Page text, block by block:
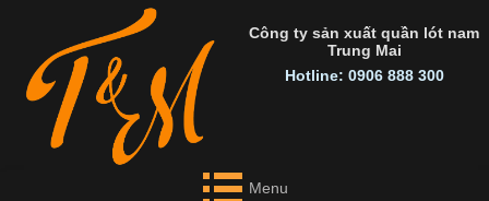
Công ty sản xuất quần lót nam
Trung Mai
Hotline: 0906 888 300
Menu